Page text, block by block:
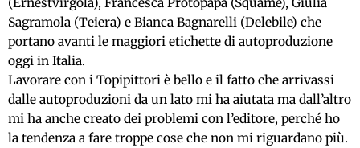
Sagramola (Teiera) e Bianca Bagnarelli (Delebile) che
portano avanti le maggiori etichette di autoproduzione
oggi in Italia.
Lavorare con i Topipittori è bello e il fatto che arrivassi
dalle autoproduzioni da un lato mi ha aiutata ma dall’altro
mi ha anche creato dei problemi con l’editore, perché ho
la tendenza a fare troppe cose che non mi riguardano più.